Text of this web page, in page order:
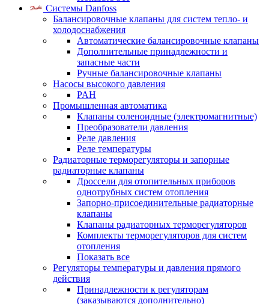
Системы Danfoss
Балансировочные клапаны для систем тепло- и
холодоснабжения
Автоматические балансировочные клапаны
Дополнительные принадлежности и
запасные части
Ручные балансировочные клапаны
Насосы высокого давления
PAH
Промышленная автоматика
Клапаны соленоидные (электромагнитные)
Преобразователи давления
Реле давления
Реле температуры
Радиаторные терморегуляторы и запорные
радиаторные клапаны
Дроссели для отопительных приборов
однотрубных систем отопления
Запорно-присоединительные радиаторные
клапаны
Клапаны радиаторных терморегуляторов
Комплекты терморегуляторов для систем
отопления
Показать все
Регуляторы температуры и давления прямого
действия
Принадлежности к регуляторам
(заказываются дополнительно)